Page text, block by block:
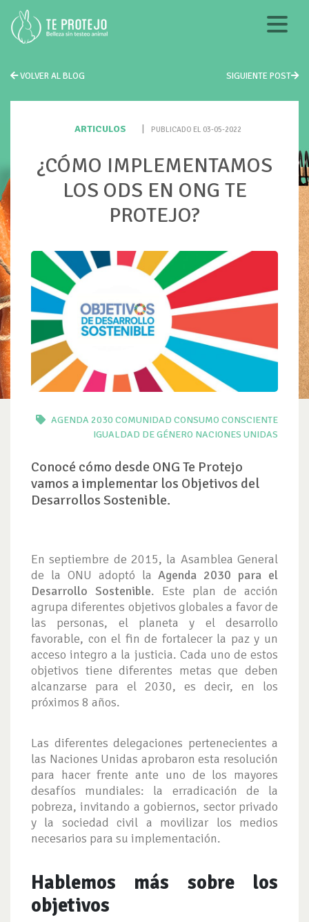
VOLVER AL BLOG SIGUIENTE POST
ARTICULOS PUBLICADO EL 03-05-2022
¿CÓMO IMPLEMENTAMOS
LOS ODS EN ONG TE
PROTEJO?
AGENDA 2030 COMUNIDAD CONSUMO CONSCIENTE
IGUALDAD DE GÉNERO NACIONES UNIDAS
Conocé cómo desde ONG Te Protejo
vamos a implementar los Objetivos del
Desarrollos Sostenible.
En septiembre de 2015, la Asamblea General
de la ONU adoptó laAgenda 2030 para el
Desarrollo Sostenible. Este plan de acción
agrupa diferentes objetivos globales a favor de
las personas, el planeta y el desarrollo
favorable, con el fin de fortalecer la paz y un
acceso integro a la justicia. Cada uno de estos
objetivos tiene diferentes metas que deben
alcanzarse para el 2030, es decir, en los
próximos 8 años.
Las diferentes delegaciones pertenecientes a
las Naciones Unidas aprobaron esta resolución
para hacer frente ante uno de los mayores
desafíos mundiales: la erradicación de la
pobreza, invitando a gobiernos, sector privado
y la sociedad civil a movilizar los medios
necesarios para su implementación.
Hablemos más sobre los
objetivos